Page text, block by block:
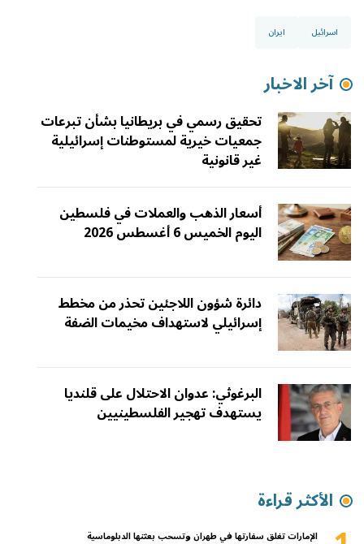
اسرائيل ايران
آخر الاخبار
تحقيق رسمي في بريطانيا بشأن تبرعات
جمعيات خيرية لمستوطنات إسرائيلية
غير قانونية
أسعار الذهب والعملات في فلسطين
اليوم الخميس 6 أغسطس 2026
دائرة شؤون اللاجئين تحذر من مخطط
إسرائيلي لاستهداف مخيمات الضفة
البرغوثي: عدوان الاحتلال على قلنديا
يستهدف تهجير الفلسطينيين
الأكثر قراءة
الإمارات تغلق سفارتها في طهران وتسحب بعثتها الدبلوماسية